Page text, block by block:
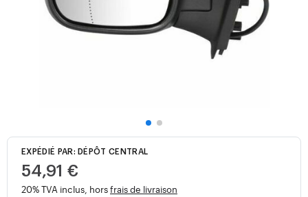
EXPÉDIÉ PAR: DÉPÔT CENTRAL
54,91 €
20% TVA inclus, horsfrais de livraison